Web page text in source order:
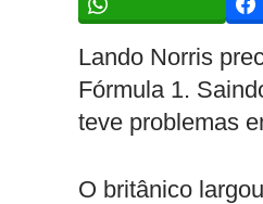
Lando Norris
Fórmula 1.
teve problemas
O britânico